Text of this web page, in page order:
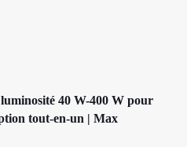
40 W-400 W pour
tout-en-un | Max